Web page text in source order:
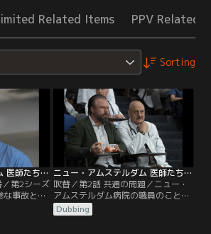
Related Items PPV Related
Sorting
ニュー・アムステルダム 医師たちのカルテ シーズン2 第01話／吹替
第2シーズ
な事故と娘
マックス
と頑張
ニュー・アムステルダム 医師たちのカルテ シーズン2 第02話／吹替
吹替／第2話 共通の問題／ニュー・
アムステルダム病院の職員のことを
もっとよく知るため、マックスは病
院全体の職員調査を行う。レイノル
Dubbing